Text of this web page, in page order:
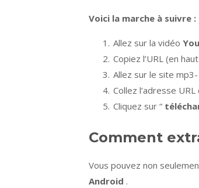
Voici la marche à suivre :
Allez sur la vidéo
Copiez l’URL (en
Allez sur le site mp3-
Collez l’adresse
Cliquez sur “
Comment
Vous pouvez non
Android .